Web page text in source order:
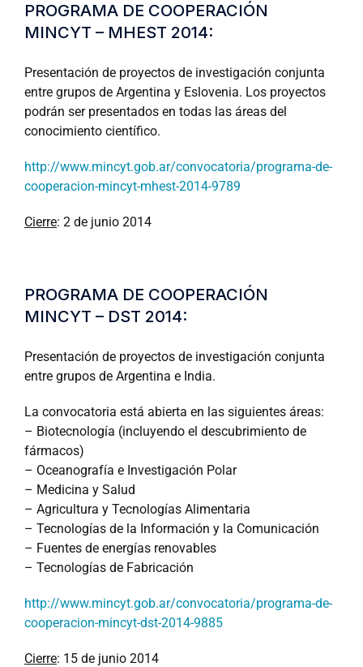
PROGRAMA DE COOPERACIÓN
MINCYT – MHEST 2014:
Presentación de proyectos de investigación conjunta
entre grupos de Argentina y Eslovenia. Los proyectos
podrán ser presentados en todas las áreas del
conocimiento científico.
http://www.mincyt.gob.ar/convocatoria/programa-de-
cooperacion-mincyt-mhest-2014-9789
Cierre: 2 de junio 2014
PROGRAMA DE COOPERACIÓN
MINCYT – DST 2014:
Presentación de proyectos de investigación conjunta
entre grupos de Argentina e India.
La convocatoria está abierta en las siguientes áreas:
– Biotecnología (incluyendo el descubrimiento de
fármacos)
– Oceanografía e Investigación Polar
– Medicina y Salud
– Agricultura y Tecnologías Alimentaria
– Tecnologías de la Información y la Comunicación
– Fuentes de energías renovables
– Tecnologías de Fabricación
http://www.mincyt.gob.ar/convocatoria/programa-de-
cooperacion-mincyt-dst-2014-9885
Cierre: 15 de junio 2014